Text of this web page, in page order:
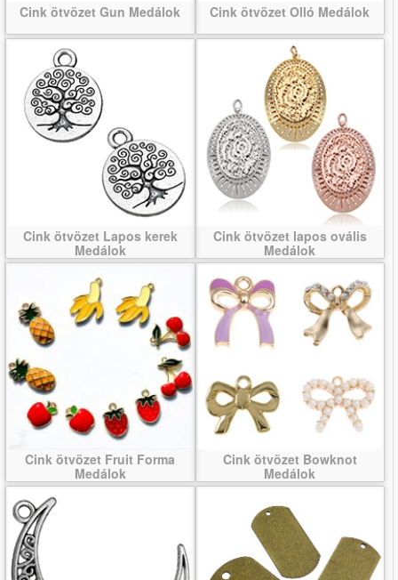
Cink ötvözet Gun Medálok Cink ötvözet Olló Medálok
Cink ötvözet Lapos kerek
Medálok
Cink ötvözet lapos ovális
Medálok
Cink ötvözet Fruit Forma
Medálok
Cink ötvözet Bowknot
Medálok